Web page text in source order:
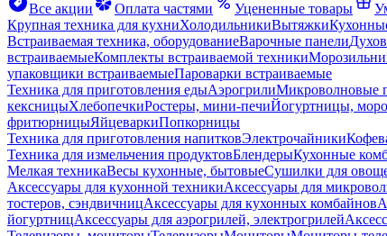
Все акции
Оплата частями Уцененные товары
Крупная техника для кухниХолодильникиВытяжки
Встраиваемая техника, оборудованиеВарочные панели
встраиваемыеКомплекты встраиваемой техники
упаковщики встраиваемыеПароварки встраиваемые
Техника для приготовления едыАэрогрилиМикроволновые
кексницыХлебопечкиРостеры, мини-печиЙогуртницы,
фритюрницыЯйцеваркиПопкорницы
Техника для приготовления напитковЭлектрочайники
Техника для измельчения продуктовБлендерыКухонные
Мелкая техникаВесы кухонные, бытовыеСушилки для
Аксессуары для кухонной техникиАксессуары для
тостеров, сэндвичницАксессуары для кухонных комбайнов
йогуртницАксессуары для аэрогрилей, электрогрилей